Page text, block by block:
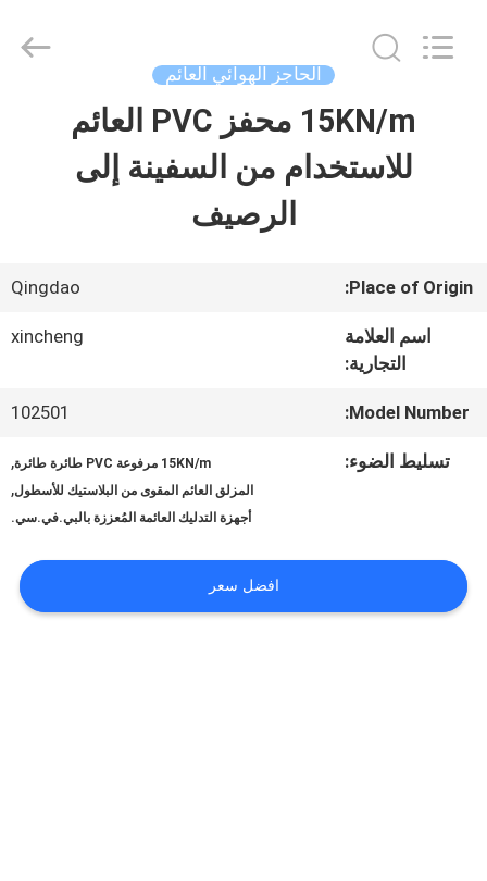
مسكن
عرض
الواقع
الافتراضي
معلومات
جولة
في
Xincheng
Rubber
الحاجز الهوائي العائم
15KN/m محفز PVC العائم
للاستخدام من السفينة إلى
الرصيف
Place of Origin:
Qingdao
اسم العلامة
التجارية:
xincheng
Model Number:
102501
تسليط الضوء: 15KN/m مرفوعة PVC طائرة طائرة ,
المزلق العائم المقوى من البلاستيك للأسطول,
أجهزة التدليك العائمة المُعززة بالبي.في.سي.
افضل سعر